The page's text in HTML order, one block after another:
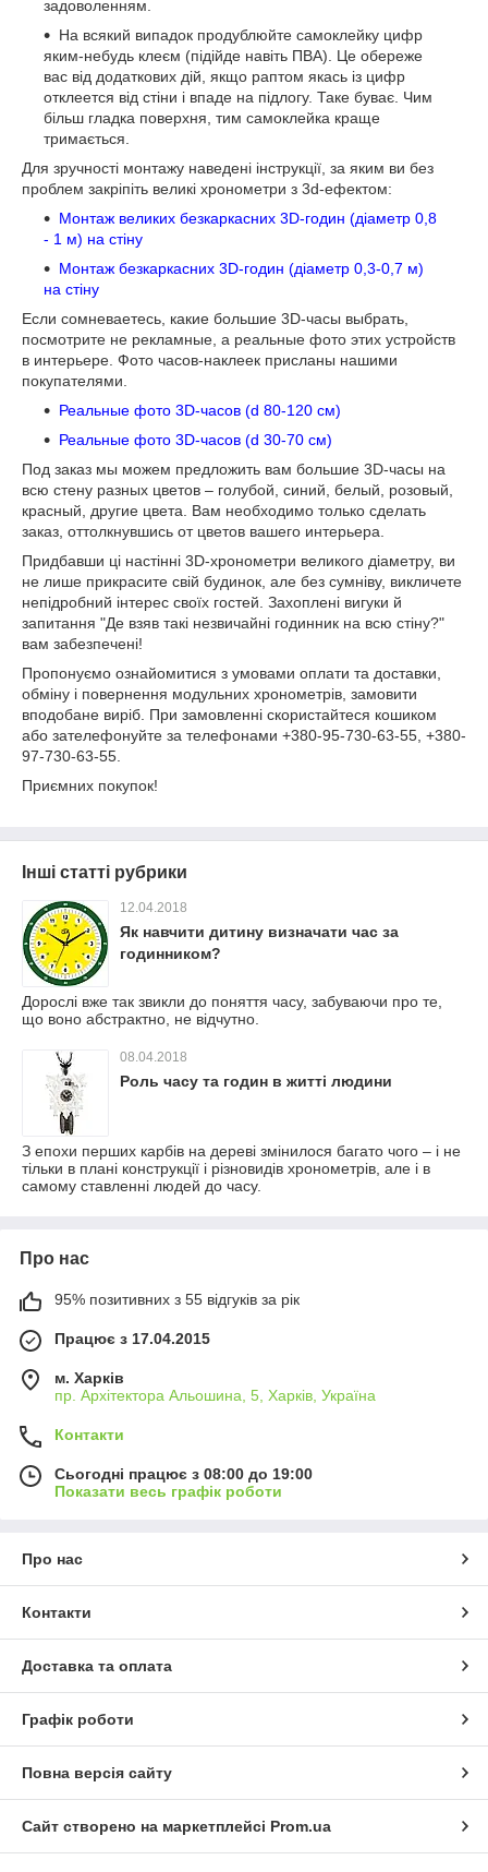
задоволенням.
На всякий випадок продублюйте самоклейку цифр
яким-небудь клеєм (підійде навіть ПВА). Це обереже
вас від додаткових дій, якщо раптом якась із цифр
отклеется від стіни і впаде на підлогу. Таке буває. Чим
більш гладка поверхня, тим самоклейка краще
тримається.
Для зручності монтажу наведені інструкції, за яким ви без
проблем закріпіть великі хронометри з 3d-ефектом:
Монтаж великих безкаркасних 3D-годин (діаметр 0,8
- 1 м) на стіну
Монтаж безкаркасних 3D-годин (діаметр 0,3-0,7 м)
на стіну
Если сомневаетесь, какие большие 3D-часы выбрать,
посмотрите не рекламные, а реальные фото этих устройств
в интерьере. Фото часов-наклеек присланы нашими
покупателями.
Реальные фото 3D-часов (d 80-120 см)
Реальные фото 3D-часов (d 30-70 см)
Под заказ мы можем предложить вам большие 3D-часы на
всю стену разных цветов – голубой, синий, белый, розовый,
красный, другие цвета. Вам необходимо только сделать
заказ, оттолкнувшись от цветов вашего интерьера.
Придбавши ці настінні 3D-хронометри великого діаметру, ви
не лише прикрасите свій будинок, але без сумніву, викличете
непідробний інтерес своїх гостей. Захоплені вигуки й
запитання "Де взяв такі незвичайні годинник на всю стіну?"
вам забезпечені!
Пропонуємо ознайомитися з умовами оплати та доставки,
обміну і повернення модульних хронометрів, замовити
вподобане виріб. При замовленні скористайтеся кошиком
або зателефонуйте за телефонами +380-95-730-63-55, +380-
97-730-63-55.
Приємних покупок!
Інші статті рубрики
12.04.2018
Як навчити дитину визначати час за
годинником?
Дорослі вже так звикли до поняття часу, забуваючи про те,
що воно абстрактно, не відчутно.
08.04.2018
Роль часу та годин в житті людини
З епохи перших карбів на дереві змінилося багато чого – і не
тільки в плані конструкції і різновидів хронометрів, але і в
самому ставленні людей до часу.
Про нас
95% позитивних з 55 відгуків за рік
Працює з 17.04.2015
м. Харків
пр. Архітектора Альошина, 5, Харків, Україна
Контакти
Сьогодні працює з 08:00 до 19:00
Показати весь графік роботи
Про нас
Контакти
Доставка та оплата
Графік роботи
Повна версія сайту
Сайт створено на маркетплейсі Prom.ua